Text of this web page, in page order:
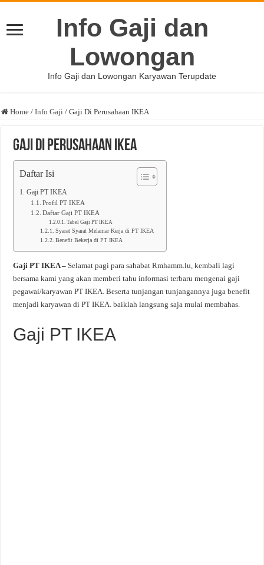
Info Gaji dan
Lowongan
Info Gaji dan Lowongan Karyawan Terupdate
Home / Info Gaji / Gaji Di Perusahaan IKEA
Gaji Di Perusahaan IKEA
Daftar Isi
Gaji PT IKEA
Profil PT IKEA
Daftar Gaji PT IKEA
Tabel Gaji PT IKEA
Syarat Syarat Melamar Kerja di PT IKEA
Benefit Bekerja di PT IKEA
Gaji PT IKEA –Selamat pagi para sahabat Rmhamm.lu, kembali lagi
bersama kami yang akan memberi tahu informasi terbaru mengenai gaji
pegawai/karyawan PT IKEA. Beserta tunjangan tunjangannya juga benefit
menjadi karyawan di PT IKEA. baiklah langsung saja mulai membahas.
Gaji PT IKEA